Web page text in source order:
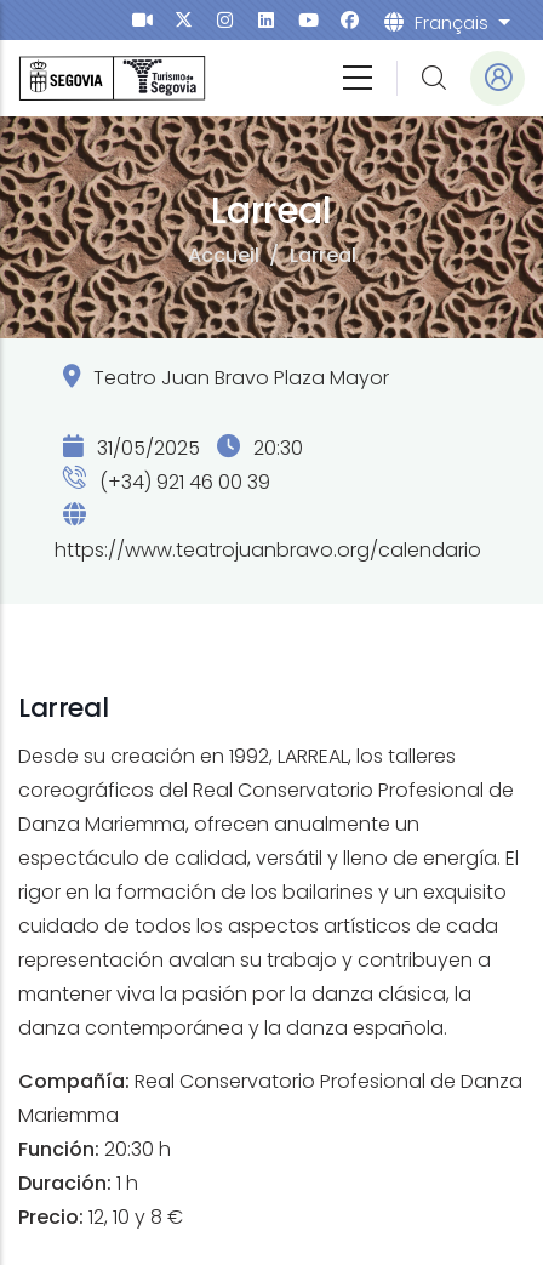
Aller au contenu principal Français
Larreal
Accueil/ Larreal
Teatro Juan Bravo Plaza Mayor
31/05/2025
20:30
(+34) 921 46 00 39
https://www.teatrojuanbravo.org/calendario
Larreal
Desde su creación en 1992, LARREAL, los talleres
coreográficos del Real Conservatorio Profesional de
Danza Mariemma, ofrecen anualmente un
espectáculo de calidad, versátil y lleno de energía. El
rigor en la formación de los bailarines y un exquisito
cuidado de todos los aspectos artísticos de cada
representación avalan su trabajo y contribuyen a
mantener viva la pasión por la danza clásica, la
danza contemporánea y la danza española.
Compañía: Real Conservatorio Profesional de Danza
Mariemma
Función: 20:30 h
Duración: 1 h
Precio: 12, 10 y 8 €